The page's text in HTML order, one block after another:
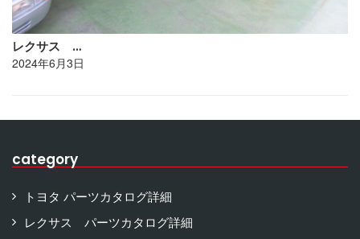
レクサス …
2024年6月3日
category
トヨタ パーツカタログ詳細
レクサス パーツカタログ詳細